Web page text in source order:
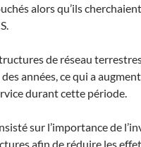
alors qu’ils
de réseau
années, ce qui a
durant cette période.
sur l’importance de
afin de réduire les